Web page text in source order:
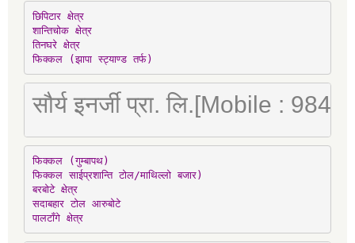
छिपिटार क्षेत्र
शान्तिचोक क्षेत्र
तिनघरे क्षेत्र
फिक्कल (झापा स्ट्याण्ड तर्फ)
सौर्य इनर्जी प्रा. लि.[Mobile :
फिक्कल (गुम्बापथ)
फिक्कल साईप्रशान्ति टोल/माथिल्लो बजार)
बरबोटे क्षेत्र
सदाबहार टोल आरुबोटे
पालटाँगे क्षेत्र